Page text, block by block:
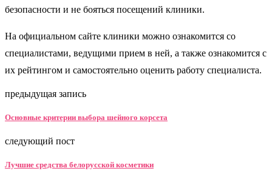
безопасности и не бояться посещений клиники.
На официальном сайте клиники можно ознакомится со
специалистами, ведущими прием в ней, а также ознакомится с
их рейтингом и самостоятельно оценить работу специалиста.
предыдущая запись
Основные критерии выбора шейного корсета
следующий пост
Лучшие средства белорусской косметики